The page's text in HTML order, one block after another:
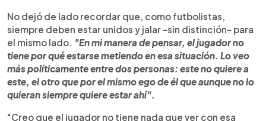
No dejó de lado recordar que, como futbolistas,
siempre deben estar unidos y jalar -sin distinción- para
el mismo lado. "En mi manera de pensar, el jugador no
tiene por qué estarse metiendo en esa situación. Lo veo
más políticamente entre dos personas: este no quiere a
este, el otro que por el mismo ego de él que aunque no lo
quieran siempre quiere estar ahí".
"Creo que el jugador no tiene nada que ver con esa